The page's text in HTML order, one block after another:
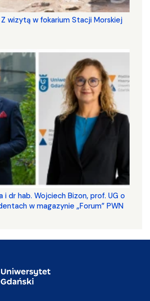
wizytą w fokarium Stacji Morskiej
i dr hab. Wojciech Bizon, prof. UG o
w magazynie „Forum” PWN